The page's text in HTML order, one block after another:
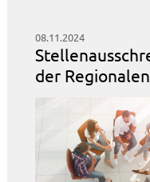
08.11.2024
der